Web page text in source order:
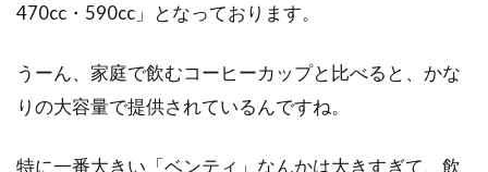
470cc・590cc」となっております。
うーん、家庭で飲むコーヒーカップと比べると、かな
りの大容量で提供されているんですね。
特に一番大きい「ベンティ」なんかは大きすぎて、飲